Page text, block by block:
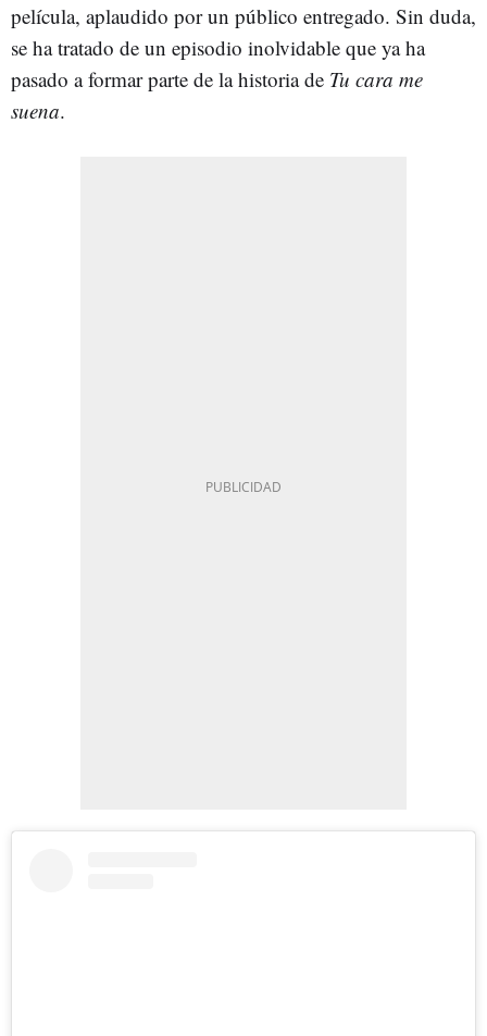
película, aplaudido por un público entregado. Sin duda,
se ha tratado de un episodio inolvidable que ya ha
pasado a formar parte de la historia de Tu cara me
suena.